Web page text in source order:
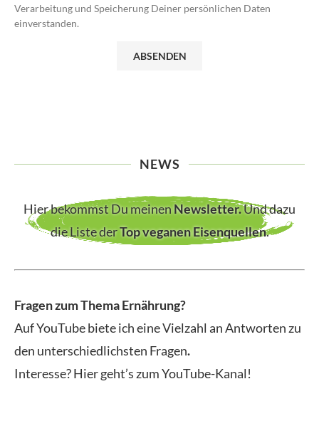
Verarbeitung und Speicherung Deiner persönlichen Daten
einverstanden.
NEWS
Hier bekommst Du meinenNewsletter.Und dazu
die Liste derTop veganen Eisenquellen.
Fragen zum Thema Ernährung?
Auf YouTube biete ich eine Vielzahl an Antworten zu
den unterschiedlichsten Fragen.
Interesse? Hier geht’s zum YouTube-Kanal!